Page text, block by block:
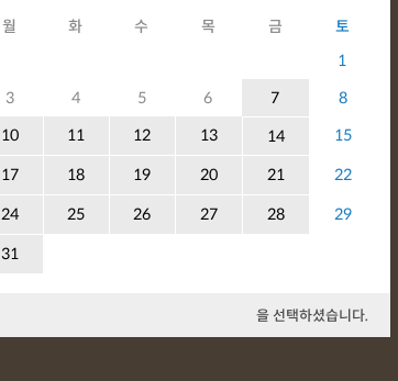
월 화 수 목 금
토
1
3 4 5 6 7
8
10 11 12 13 14
15
17 18 19 20 21
22
24 25 26 27 28
29
31
을 선택하셨습니다.